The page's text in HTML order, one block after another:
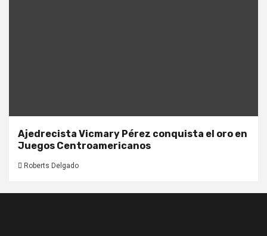
Ajedrecista Vicmary Pérez conquista el oro en
Juegos Centroamericanos
Roberts Delgado